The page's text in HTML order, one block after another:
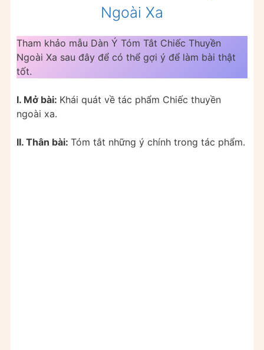
Ngoài Xa
Tham khảo mẫu Dàn Ý Tóm Tắt Chiếc Thuyền
Ngoài Xa sau đây để có thể gợi ý để làm bài thật
tốt.
I. Mở bài: Khái quát về tác phẩm Chiếc thuyền
ngoài xa.
II. Thân bài: Tóm tắt những ý chính trong tác phẩm.